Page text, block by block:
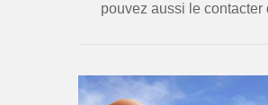
pouvez aussi le contacter